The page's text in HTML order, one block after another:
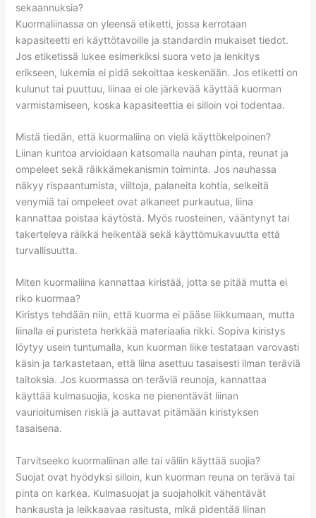
sekaannuksia?
Kuormaliinassa on yleensä etiketti, jossa kerrotaan
kapasiteetti eri käyttötavoille ja standardin mukaiset tiedot.
Jos etiketissä lukee esimerkiksi suora veto ja lenkitys
erikseen, lukemia ei pidä sekoittaa keskenään. Jos etiketti on
kulunut tai puuttuu, liinaa ei ole järkevää käyttää kuorman
varmistamiseen, koska kapasiteettia ei silloin voi todentaa.
Mistä tiedän, että kuormaliina on vielä käyttökelpoinen?
Liinan kuntoa arvioidaan katsomalla nauhan pinta, reunat ja
ompeleet sekä räikkämekanismin toiminta. Jos nauhassa
näkyy rispaantumista, viiltoja, palaneita kohtia, selkeitä
venymiä tai ompeleet ovat alkaneet purkautua, liina
kannattaa poistaa käytöstä. Myös ruosteinen, vääntynyt tai
takerteleva räikkä heikentää sekä käyttömukavuutta että
turvallisuutta.
Miten kuormaliina kannattaa kiristää, jotta se pitää mutta ei
riko kuormaa?
Kiristys tehdään niin, että kuorma ei pääse liikkumaan, mutta
liinalla ei puristeta herkkää materiaalia rikki. Sopiva kiristys
löytyy usein tuntumalla, kun kuorman liike testataan varovasti
käsin ja tarkastetaan, että liina asettuu tasaisesti ilman teräviä
taitoksia. Jos kuormassa on teräviä reunoja, kannattaa
käyttää kulmasuojia, koska ne pienentävät liinan
vaurioitumisen riskiä ja auttavat pitämään kiristyksen
tasaisena.
Tarvitseeko kuormaliinan alle tai väliin käyttää suojia?
Suojat ovat hyödyksi silloin, kun kuorman reuna on terävä tai
pinta on karkea. Kulmasuojat ja suojaholkit vähentävät
hankausta ja leikkaavaa rasitusta, mikä pidentää liinan